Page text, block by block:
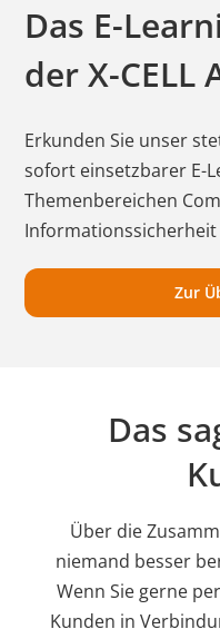
Das E-
derX-CELL
Erkunden Sie unser
sofort einsetzbarer E-
Themenbereichen
Informationssicherheit
Zur
Das
Über die
niemand besser
Wenn Sie gerne
Kunden in